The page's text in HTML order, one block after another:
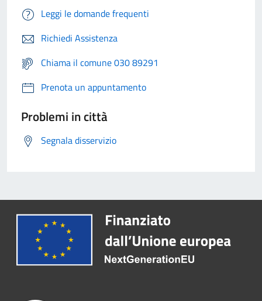
Leggi le domande frequenti
Richiedi Assistenza
Chiama il comune 030 89291
Prenota un appuntamento
Problemi in città
Segnala disservizio